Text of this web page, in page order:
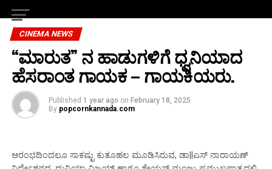
CINEMA NEWS
“ಮಾರುತ” ನ ಹಾಡುಗಳಿಗೆ ಧ್ವನಿಯಾದ
ಹೆಸರಾಂತ ಗಾಯಕ – ಗಾಯಕಿಯರು.
Published 1 year ago on February 18, 2025
By popcornkannada.com
ಆರಂಭದಿಂದಲೂ ಸಾಕಷ್ಟು ಕುತೂಹಲ ಮೂಡಿಸಿರುವ, ಡಾ||ಎಸ್ ನಾರಾಯಣ್